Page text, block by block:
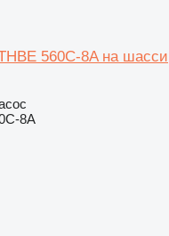
560C-8A на шасси
8A